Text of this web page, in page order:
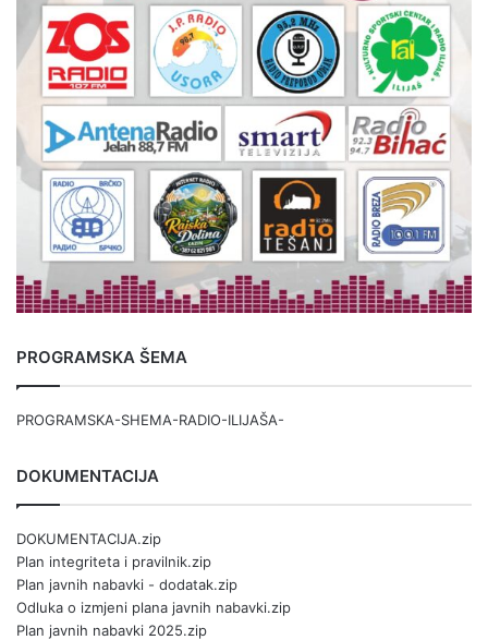
PROGRAMSKA ŠEMA
PROGRAMSKA-SHEMA-RADIO-ILIJAŠA-
DOKUMENTACIJA
DOKUMENTACIJA.zip
Plan integriteta i pravilnik.zip
Plan javnih nabavki - dodatak.zip
Odluka o izmjeni plana javnih nabavki.zip
Plan javnih nabavki 2025.zip